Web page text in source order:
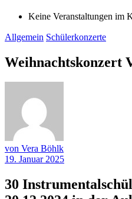
Keine Veranstaltungen im
Allgemein Schülerkonzerte
Weihnachtskonzert
von Vera Böhlk
19. Januar 2025
30